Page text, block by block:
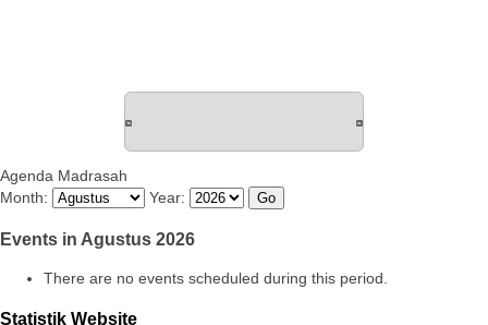
Agenda Madrasah
Month:
Year:
Events in Agustus 2026
There are no events scheduled during this period.
Statistik Website